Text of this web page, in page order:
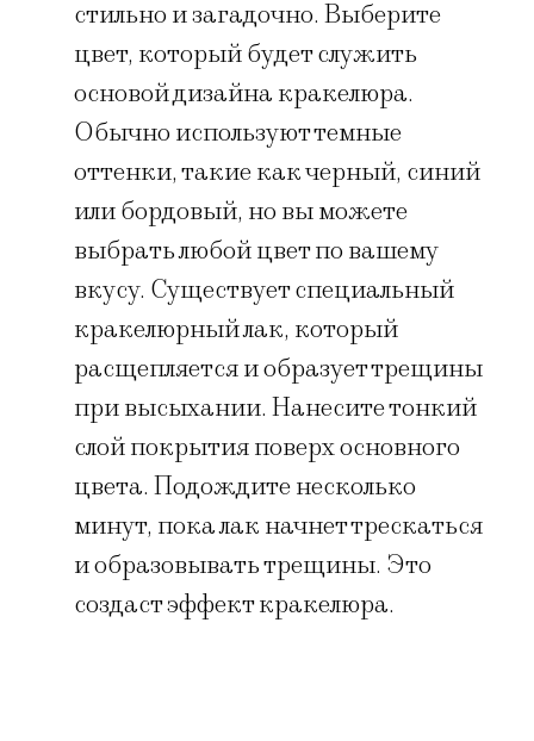
стильно и загадочно. Выберите
цвет, который будет служить
основой дизайна кракелюра.
Обычно используют темные
оттенки, такие как черный, синий
или бордовый, но вы можете
выбрать любой цвет по вашему
вкусу. Существует специальный
кракелюрный лак, который
расщепляется и образует трещины
при высыхании. Нанесите тонкий
слой покрытия поверх основного
цвета. Подождите несколько
минут, пока лак начнет трескаться
и образовывать трещины. Это
создаст эффект кракелюра.